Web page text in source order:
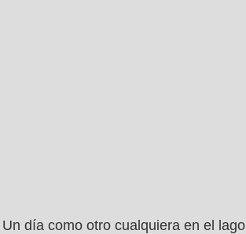
Un día como otro cualquiera en el lago